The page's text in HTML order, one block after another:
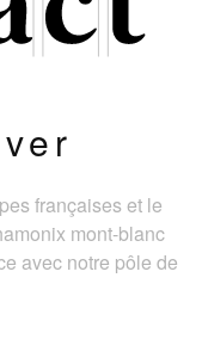
françaises et le
mont-blanc
avec notre pôle de